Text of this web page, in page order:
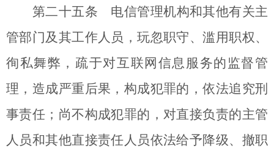
第二十五条 电信管理机构和其他有关主
管部门及其工作人员，玩忽职守、滥用职权、
徇私舞弊，疏于对互联网信息服务的监督管
理，造成严重后果，构成犯罪的，依法追究刑
事责任；尚不构成犯罪的，对直接负责的主管
人员和其他直接责任人员依法给予降级、撤职